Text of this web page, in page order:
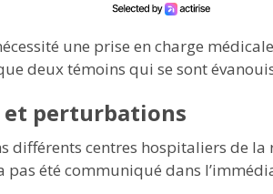
une prise en charge
deux témoins qui se sont
et perturbations
différents centres hospitaliers de
pas été communiqué dans